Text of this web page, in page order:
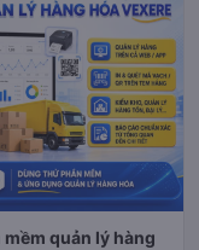
mềm quản lý hàng